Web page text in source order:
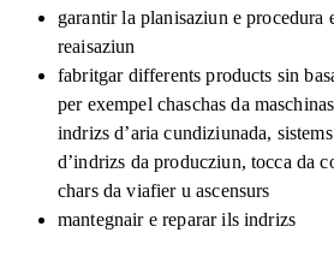
garantir la planisaziun e procedura
reaisaziun
fabritgar differents products sin
per exempel chaschas da
indrizs d’aria cundiziunada,
d’indrizs da producziun, tocca da
chars da viafier u ascensurs
mantegnair e reparar ils indrizs